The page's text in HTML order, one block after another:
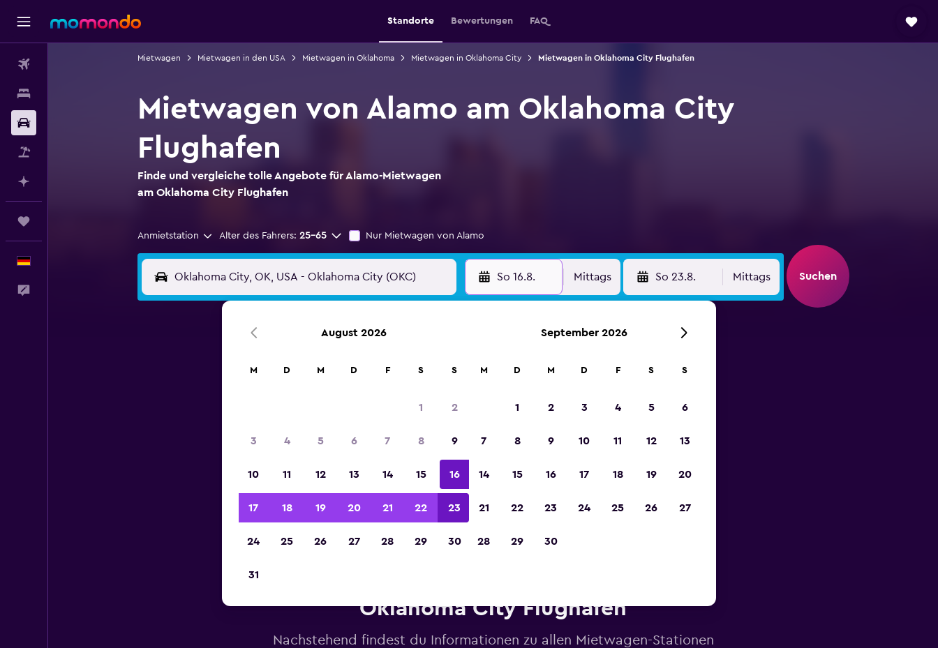
Standorte Bewertungen FAQ
Mietwagen Mietwagen in den USA Mietwagen in Oklahoma Mietwagen in Oklahoma City Mietwagen in Oklahoma City Flughafen
Mietwagen von Alamo am Oklahoma City
Flughafen
Finde und vergleiche tolle Angebote für Alamo-Mietwagen
am Oklahoma City Flughafen
Anmietstation Alter des Fahrers: 25-65 Nur Mietwagen von Alamo
So 16.8. Mittags So 23.8. Mittags Suchen
Sieger 2023 gekürt
Oklahoma City Flughafen
Nachstehend findest du Informationen zu allen Mietwagen-Stationen
August 2026
M D M D F S S
1 2
3 4 5 6 7 8 9
10 11 12 13 14 15 16
17 18 19 20 21 22 23
24 25 26 27 28 29 30
31
September 2026
M D M D F S S
1 2 3 4 5 6
7 8 9 10 11 12 13
14 15 16 17 18 19 20
21 22 23 24 25 26 27
28 29 30